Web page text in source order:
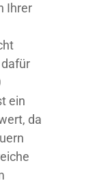
Ihrer
ein
da